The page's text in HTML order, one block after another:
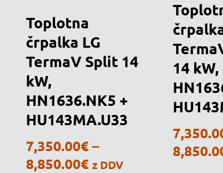
Toplotna
črpalka LG
TermaV Split 14
kW,
HN1636.NK5 +
HU143MA.U33
7,350.00€ –
8,850.00€ z DDV
14 kW,